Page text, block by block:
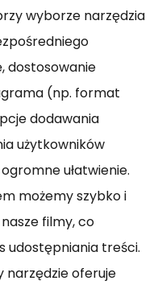
wyborze narzędzia
dostosowanie
(np. format
dodawania
użytkowników
ułatwienie.
możemy szybko i
filmy, co
udostępniania treści.
narzędzie oferuje